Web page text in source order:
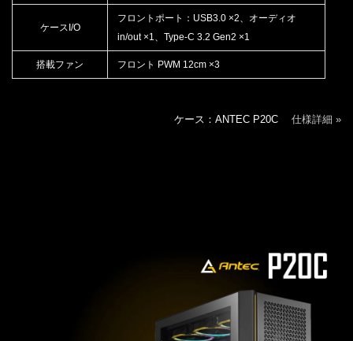
ケースI/O
フロントポート：USB3.0 ×2、オーディオ
in/out ×1、Type-C 3.2 Gen2 ×1
搭載ファン フロント PWM 12cm ×3
ケース：ANTEC P20C 仕様詳細 »